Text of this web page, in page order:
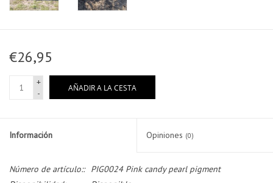
€26,95
+
-
AÑADIR A LA CESTA
Información Opiniones (0)
Número de artículo::
PIG0024 Pink candy pearl pigment